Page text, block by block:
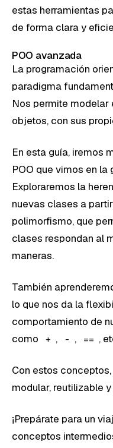
estas herramientas
de forma clara y
POO avanzada
La programación
paradigma
Nos permite modelar
objetos, con sus
En esta guía, iremos
POO que vimos en la
Exploraremos la
nuevas clases a
polimorfismo, que
clases respondan al
maneras.
También
lo que nos da la
comportamiento de
como
+ , - , == ,
Con estos
modular, reutilizable
¡Prepárate para un
conceptos